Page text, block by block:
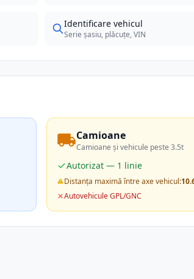
Identificare vehicul
Serie șasiu, plăcuțe, VIN
Camioane
Camioane și vehicule peste 3.5t
Autorizat — 1 linie
Distanța maximă între axe vehicul:
Autovehicule GPL/GNC